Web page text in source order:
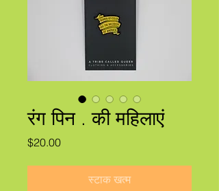
रंग पिन . की महिलाएं
$20.00मूल्य
स्टाक खत्म